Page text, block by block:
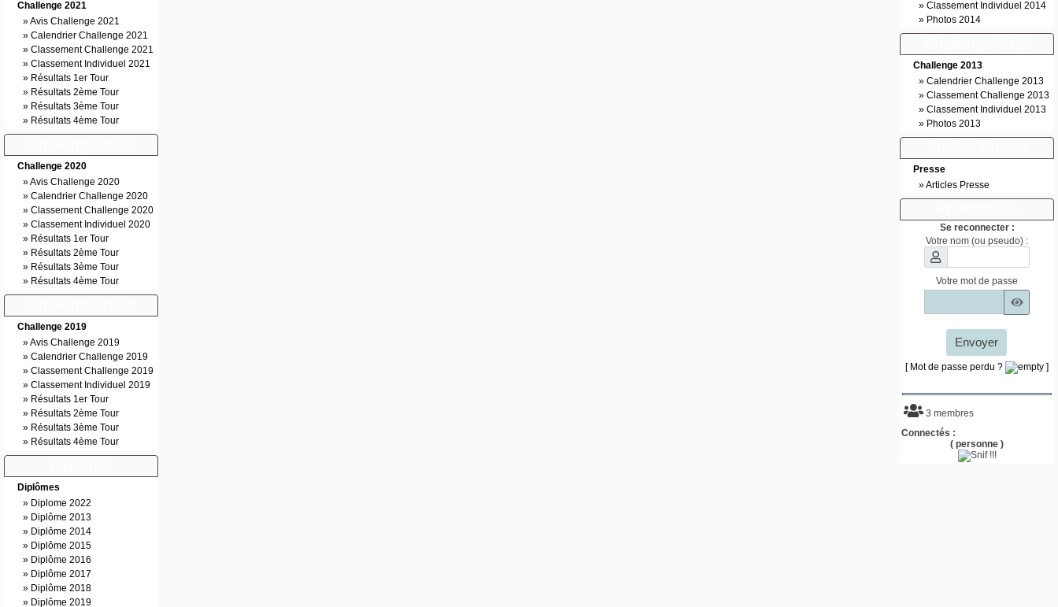
Challenge 2021
»Avis Challenge 2021
» Calendrier Challenge 2021
» Classement Challenge 2021
» Classement Individuel 2021
» Résultats 1er Tour
» Résultats 2ème Tour
» Résultats 3ème Tour
» Résultats 4ème Tour
Challenge 2020
»Avis Challenge 2020
» Calendrier Challenge 2020
» Classement Challenge 2020
» Classement Individuel 2020
» Résultats 1er Tour
» Résultats 2ème Tour
» Résultats 3ème Tour
» Résultats 4ème Tour
Challenge 2019
»Avis Challenge 2019
» Calendrier Challenge 2019
» Classement Challenge 2019
» Classement Individuel 2019
» Résultats 1er Tour
» Résultats 2ème Tour
» Résultats 3ème Tour
» Résultats 4ème Tour
Diplômes
» Diplome 2022
» Diplôme 2013
» Diplôme 2014
» Diplôme 2015
» Diplôme 2016
» Diplôme 2017
» Diplôme 2018
» Diplôme 2019
» Classement Individuel 2014
» Photos 2014
Challenge 2013
» Calendrier Challenge 2013
» Classement Challenge 2013
» Classement Individuel 2013
» Photos 2013
Presse
»Articles Presse
Se reconnecter :
Votre nom (ou pseudo) :
Votre mot de passe
Envoyer
[ Mot de passe perdu ? ]
3 membres
Connectés :
( personne )